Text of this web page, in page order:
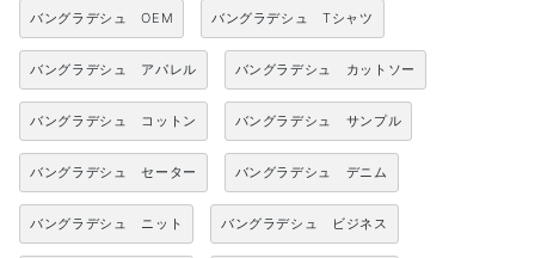
バングラデシュ OEM バングラデシュ Tシャツ
バングラデシュ アパレル バングラデシュ カットソー
バングラデシュ コットン バングラデシュ サンプル
バングラデシュ セーター バングラデシュ デニム
バングラデシュ ニット バングラデシュ ビジネス